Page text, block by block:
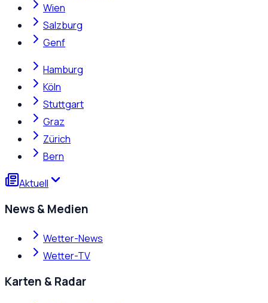
Wien
Salzburg
Genf
Hamburg
Köln
Stuttgart
Graz
Zürich
Bern
Aktuell
News & Medien
Wetter-News
Wetter-TV
Karten & Radar